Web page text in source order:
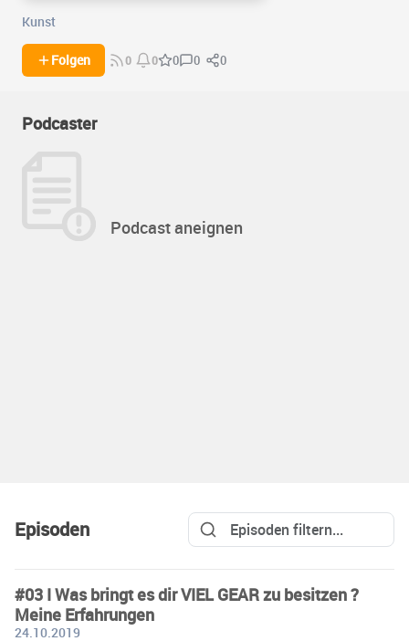
Kunst
Folgen 0 0 0 0 0
Podcaster
Podcast aneignen
Episoden
#03 I Was bringt es dir VIEL GEAR zu besitzen ?
Meine Erfahrungen
24.10.2019